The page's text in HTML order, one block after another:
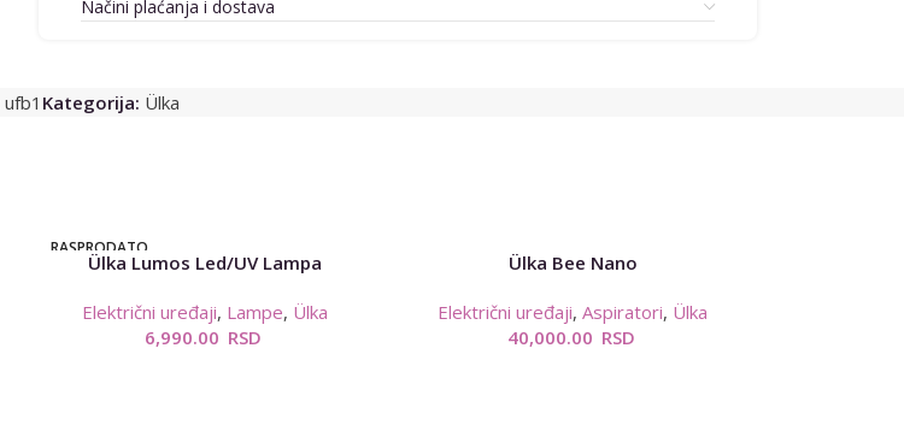
Načini plaćanja i dostava
ufb1 Kategorija: Ülka
RASPRODATO
Ülka Lumos Led/UV Lampa
Električni uređaji, Lampe, Ülka
6,990.00 RSD
Ülka Bee Nano
Električni uređaji,Aspiratori, Ülka
40,000.00 RSD